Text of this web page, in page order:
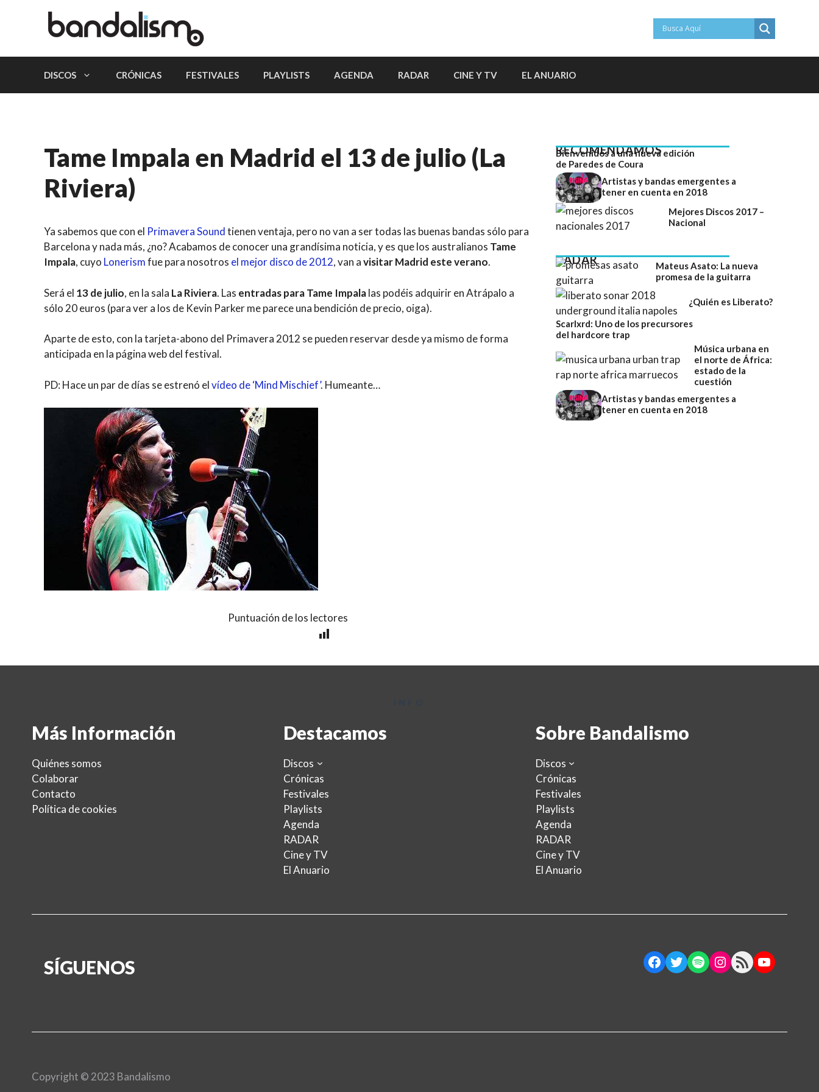
DISCOS CRÓNICAS FESTIVALES PLAYLISTS AGENDA RADAR CINE Y TV EL ANUARIO
Tame Impala en Madrid el 13 de julio (La
Riviera)
Ya sabemos que con el Primavera Soundtienen ventaja, pero no van a ser todas las buenas bandas sólo para
Barcelona y nada más, ¿no? Acabamos de conocer una grandísima noticia, y es que los australianos Tame
Impala, cuyo Lonerismfue para nosotros el mejor disco de 2012, van avisitar Madrid este verano.
Será el 13 de julio, en la sala La Riviera. Las entradas para Tame Impalalas podéis adquirir en Atrápalo a
sólo 20 euros (para ver a los de Kevin Parker me parece una bendición de precio, oiga).
Aparte de esto, con la tarjeta-abono del Primavera 2012 se pueden reservar desde ya mismo de forma
anticipada en la página web del festival.
PD: Hace un par de días se estrenó elvídeo de ‘Mind Mischief’. Humeante…
Puntuación de los lectores
RECOMENDAMOS
Bienvenidos a una nueva edición
de Paredes de Coura
Artistas y bandas emergentes a
tener en cuenta en 2018
Mejores Discos 2017 –
Nacional
RADAR
Mateus Asato: La nueva
promesa de la guitarra
¿Quién es Liberato?
Scarlxrd: Uno de los precursores
del hardcore trap
Música urbana en
el norte de África:
estado de la
cuestión
Artistas y bandas emergentes a
tener en cuenta en 2018
Más Información
Quiénes somos
Colaborar
Contacto
Política de cookies
Destacamos
Discos
Crónicas
Festivales
Playlists
Agenda
RADAR
Cine y TV
El Anuario
Sobre Bandalismo
Discos
Crónicas
Festivales
Playlists
Agenda
RADAR
Cine y TV
El Anuario
SÍGUENOS Facebook
Twitter
Spotify
Instagram
RSS FeedYouTube
Copyright © 2023 Bandalismo